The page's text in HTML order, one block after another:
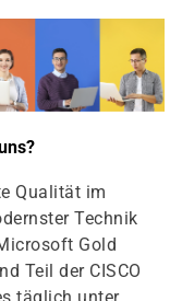
Qualität im
Technik
Gold
Teil der CISCO